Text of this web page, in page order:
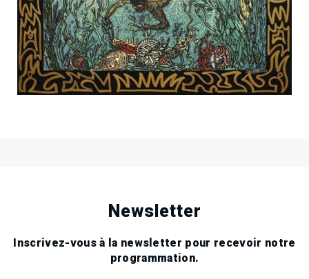
13 Fri
Mar
2009
16 Sat
May
2009
Newsletter
Inscrivez-vous à la newsletter pour recevoir notre
programmation.
...